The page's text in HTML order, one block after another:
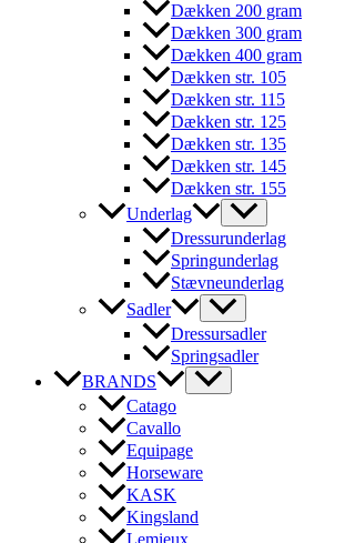
Dækken 200 gram
Dækken 300 gram
Dækken 400 gram
Dækken str. 105
Dækken str. 115
Dækken str. 125
Dækken str. 135
Dækken str. 145
Dækken str. 155
Underlag
Dressurunderlag
Springunderlag
Stævneunderlag
Sadler
Dressursadler
Springsadler
BRANDS
Catago
Cavallo
Equipage
Horseware
KASK
Kingsland
Lemieux